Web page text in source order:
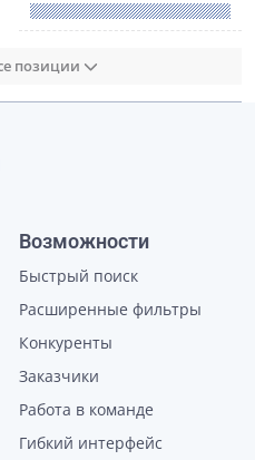
позиции
Возможности
Быстрый поиск
Расширенные фильтры
Конкуренты
Заказчики
Работа в команде
Гибкий интерфейс